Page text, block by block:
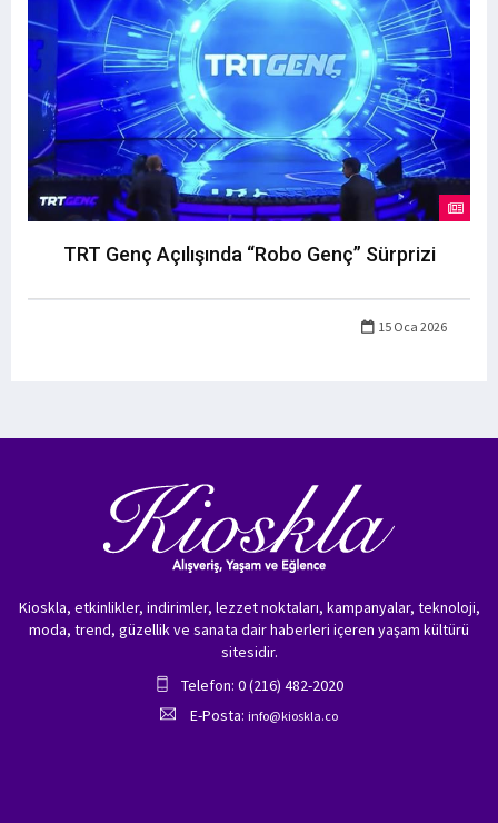
TRT Genç Açılışında “Robo Genç” Sürprizi
15 Oca 2026
Kioskla, etkinlikler, indirimler, lezzet noktaları, kampanyalar, teknoloji,
moda, trend, güzellik ve sanata dair haberleri içeren yaşam kültürü
sitesidir.
Telefon: 0 (216) 482-2020
E-Posta: info@kioskla.co